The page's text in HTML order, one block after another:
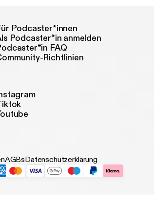
Qvortrup Medvært:
Halli Anne
Rahnami Mannstaedt,
Journalist: Maria Asmine
Podcaster*innen
Podcaster*in anmelden
FAQ
Richtlinien
AGBsDatenschutzerklärung